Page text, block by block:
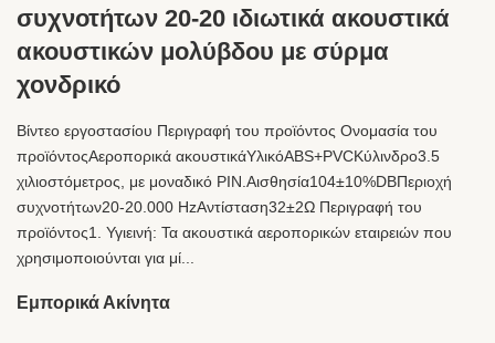
συχνοτήτων 20-20 ιδιωτικά ακουστικά
ακουστικών μολύβδου με σύρμα
χονδρικό
Βίντεο εργοστασίου Περιγραφή του προϊόντος Ονομασία του
προϊόντοςΑεροπορικά ακουστικάΥλικόABS+PVCΚύλινδρο3.5
χιλιοστόμετρος, με μοναδικό PIN.Αισθησία104±10%DBΠεριοχή
συχνοτήτων20-20.000 HzΑντίσταση32±2Ω Περιγραφή του
προϊόντος1. Υγιεινή: Τα ακουστικά αεροπορικών εταιρειών που
χρησιμοποιούνται για μί...
Εμπορικά Ακίνητα